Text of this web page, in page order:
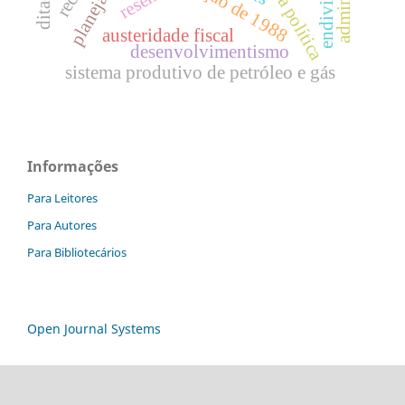
austeridade fiscal
sistema produtivo de petróleo e gás
desenvolvimentismo
Informações
Para Leitores
Para Autores
Para Bibliotecários
Open Journal Systems